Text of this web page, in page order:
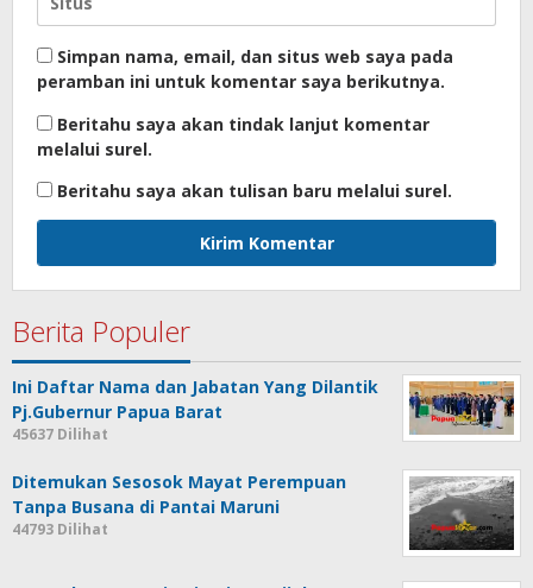
Simpan nama, email, dan situs web saya pada
peramban ini untuk komentar saya berikutnya.
Beritahu saya akan tindak lanjut komentar
melalui surel.
Beritahu saya akan tulisan baru melalui surel.
Berita Populer
Ini Daftar Nama dan Jabatan Yang Dilantik
Pj.Gubernur Papua Barat
45637 Dilihat
Ditemukan Sesosok Mayat Perempuan
Tanpa Busana di Pantai Maruni
44793 Dilihat